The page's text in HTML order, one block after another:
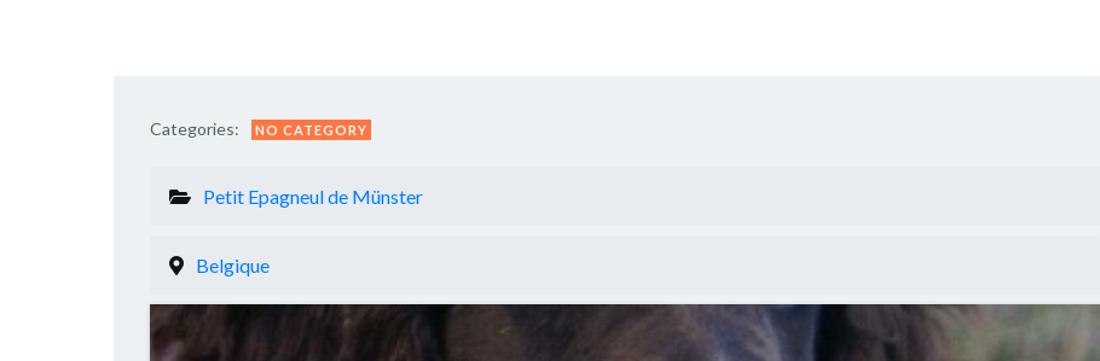
Categories: NO CATEGORY
Petit Epagneul de Münster
Belgique